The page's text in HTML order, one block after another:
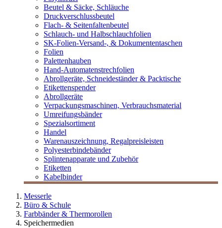
Beutel & Säcke, Schläuche
Druckverschlussbeutel
Flach- & Seitenfaltenbeutel
Schlauch- und Halbschlauchfolien
SK-Folien-Versand-, & Dokumententaschen
Folien
Palettenhauben
Hand-Automatenstrechfolien
Abrollgeräte, Schneideständer & Packtische
Etikettenspender
Abrollgeräte
Verpackungsmaschinen, Verbrauchsmaterial
Umreifungsbänder
Spezialsortiment
Handel
Warenauszeichnung, Regalpreisleisten
Polyesterbindebänder
Splintenapparate und Zubehör
Etiketten
Kabelbinder
Messerle
Büro & Schule
Farbbänder & Thermorollen
Speichermedien